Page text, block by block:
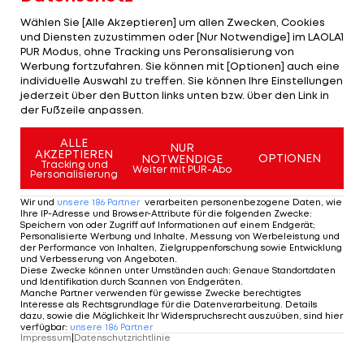
mehr beenden, da er das Zeitlimit der Trainings-
Session überschreitet. Die Bestzeit geht daher an
McLarens Jenson Button, der sich vor den beiden
Lotus-Piloten Romain Grosjean und Kimi Räikkönen
durchsetzt.
Mehr zum Thema
Wählen Sie [Alle Akzeptieren] um allen Zwecken, Cookies
und Diensten zuzustimmen oder [Nur Notwendige] im LAOLA1
PUR Modus, ohne Tracking uns Peronsalisierung von
Werbung fortzufahren. Sie können mit [Optionen] auch eine
individuelle Auswahl zu treffen. Sie können Ihre Einstellungen
jederzeit über den Button links unten bzw. über den Link in
der Fußzeile anpassen.
ALLE
AKZEPTIEREN
Tracking und
Personalisierung
NUR
NOTWENDIGE
Weiter mit PUR-Abo
OPTIONEN
Wir und unsere 186 Partner verarbeiten personenbezogene Daten, wie
Ihre IP-Adresse und Browser-Attribute für die folgenden Zwecke:
Speichern von oder Zugriff auf Informationen auf einem Endgerät;
Personalisierte Werbung und Inhalte, Messung von Werbeleistung und
der Performance von Inhalten, Zielgruppenforschung sowie Entwicklung
und Verbesserung von Angeboten.
Diese Zwecke können unter Umständen auch: Genaue Standortdaten
und Identifikation durch Scannen von Endgeräten.
Manche Partner verwenden für gewisse Zwecke berechtigtes
Interesse als Rechtsgrundlage für die Datenverarbeitung. Details
dazu, sowie die Möglichkeit Ihr Widerspruchsrecht auszuüben, sind hier
verfügbar: unsere 186 Partner
Impressum Datenschutzrichtlinie